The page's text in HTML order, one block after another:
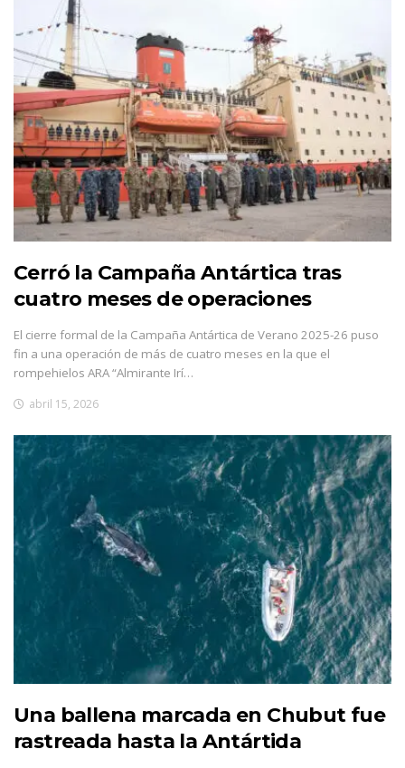
Cerró la Campaña Antártica tras
cuatro meses de operaciones
El cierre formal de la Campaña Antártica de Verano 2025-26 puso
fin a una operación de más de cuatro meses en la que el
rompehielos ARA “Almirante Irí…
abril 15, 2026
Una ballena marcada en Chubut fue
rastreada hasta la Antártida